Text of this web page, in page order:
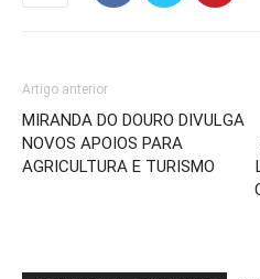
Artigo anterior
MIRANDA DO DOURO DIVULGA
NOVOS APOIOS PARA
AGRICULTURA E TURISMO